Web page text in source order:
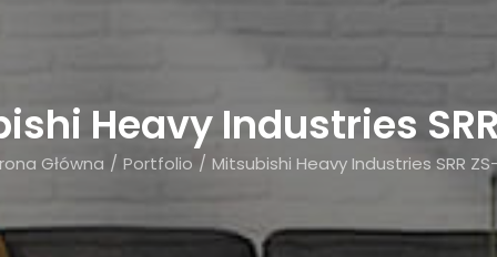
Heavy Industries
Główna Portfolio Mitsubishi Heavy Industries SRR